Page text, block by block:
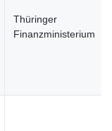
Thüringer
Finanzministerium